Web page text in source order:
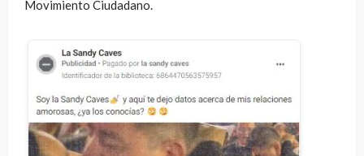
Movimiento Ciudadano.